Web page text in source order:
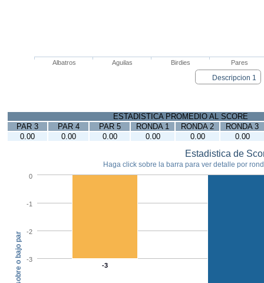
Descripcion 1
Albatros Aguilas Birdies Pares
ESTADISTICA PROMEDIO AL SCORE
PAR 3
PAR 4 PAR 5 RONDA 1 RONDA 2
RONDA 3
0.00
0.00 0.00 0.00 0.00 0.00
sobre o bajo par
Estadistica de
Haga click sobre la barra para ver detalle por
-3
-3
-2
-1
0